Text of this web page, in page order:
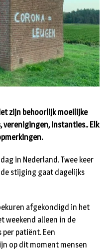
zijn behoorlijk moeilijke
instanties.. Elk
in Nederland. Twee keer
stijging gaat dagelijks
afgekondigd in het
weekend alleen in de
per patiënt. Een
op dit moment mensen